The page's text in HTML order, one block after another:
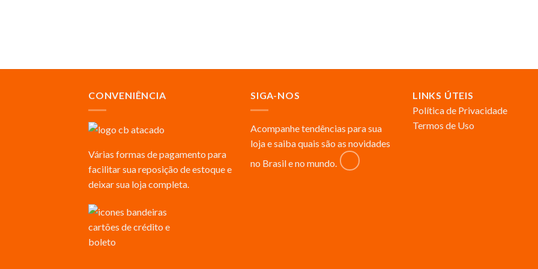
CONVENIÊNCIA
Várias formas de pagamento para
facilitar sua reposição de estoque e
deixar sua loja completa.
SIGA-NOS
Acompanhe tendências para sua
loja e saiba quais são as novidades
no Brasil e no mundo.
LINKS ÚTEIS
Política de Privacidade
Termos de Uso